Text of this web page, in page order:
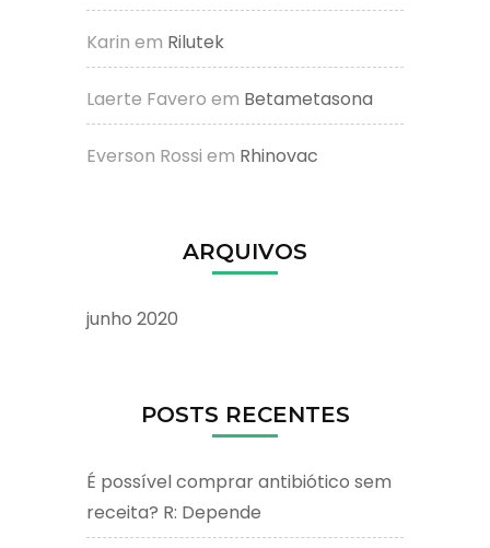
Karin em Rilutek
Laerte Favero em Betametasona
Everson Rossi em Rhinovac
ARQUIVOS
junho 2020
POSTS RECENTES
É possível comprar antibiótico sem
receita? R: Depende